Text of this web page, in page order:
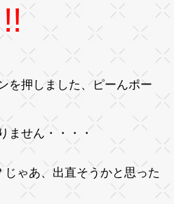
を押しました、ピーんポー
ません・・・・
ゃあ、出直そうかと思った